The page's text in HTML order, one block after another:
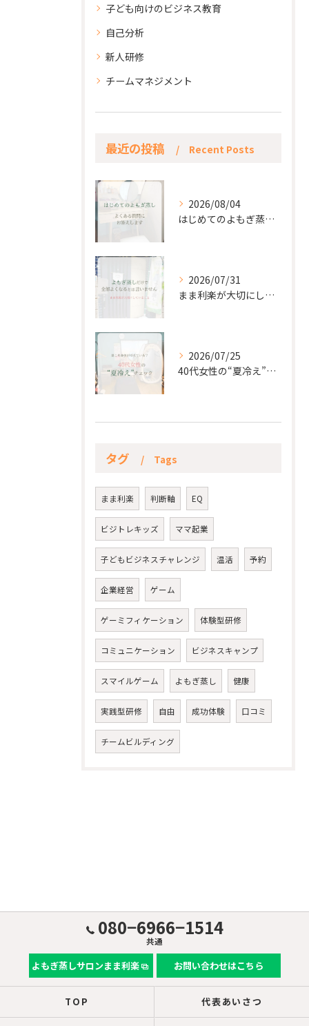
子ども向けのビジネス教育
自己分析
新人研修
チームマネジメント
最近の投稿 Recent Posts
2026/08/04
はじめてのよもぎ蒸し。
2026/07/31
まま利楽が大切にしていること✨
2026/07/25
40代女性の“夏冷え”チェック☀️
タグ Tags
まま利楽 判断軸 EQ
ビジトレキッズ ママ起業
子どもビジネスチャレンジ 温活 予約
企業経営 ゲーム
ゲーミフィケーション 体験型研修
コミュニケーション ビジネスキャンプ
スマイルゲーム よもぎ蒸し 健康
実践型研修 自由 成功体験 口コミ
チームビルディング
080−6966−1514
共通
よもぎ蒸しサロンまま利楽 お問い合わせはこちら
TOP 代表あいさつ